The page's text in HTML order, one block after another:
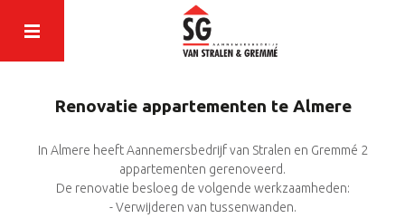
Renovatie appartementen te Almere
In Almere heeft Aannemersbedrijf van Stralen en Gremmé 2
appartementen gerenoveerd.
De renovatie besloeg de volgende werkzaamheden:
- Verwijderen van tussenwanden.